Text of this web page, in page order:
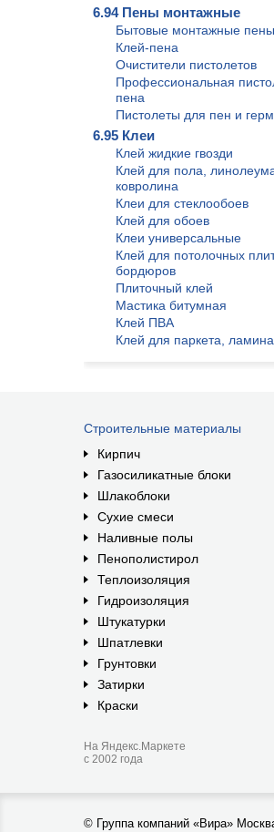
6.94 Пены монтажные
Бытовые монтажные пены
Клей-пена
Очистители пистолетов
Профессиональная
пена
Пистолеты для пен и
6.95 Клеи
Клей жидкие гвозди
Клей для пола,
ковролина
Клеи для стеклообоев
Клей для обоев
Клеи универсальные
Клей для потолочных
бордюров
Плиточный клей
Мастика битумная
Клей ПВА
Клей для паркета,
Строительные материалы
Кирпич
Газосиликатные блоки
Шлакоблоки
Сухие смеси
Наливные полы
Пенополистирол
Теплоизоляция
Гидроизоляция
Штукатурки
Шпатлевки
Грунтовки
Затирки
Краски
На Яндекс.Маркете
с 2002 года
© Группа компаний «Вира»